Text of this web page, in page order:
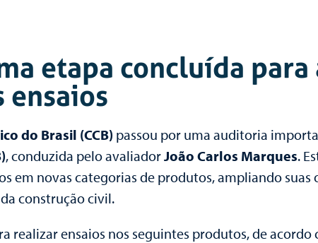
etapa concluída para
ensaios
do Brasil (CCB) passou por uma auditoria
, conduzida pelo avaliadorJoão Carlos Marques.
em novas categorias de produtos, ampliando suas
construção civil.
realizar ensaios nos seguintes produtos, de acordo